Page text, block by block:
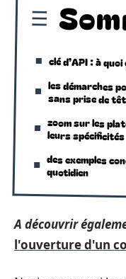
clé d’API : à
les démarches
sans prise de
zoom sur les
leurs spécificités
des exemples
quotidien
A découvrir
l'ouverture d'un